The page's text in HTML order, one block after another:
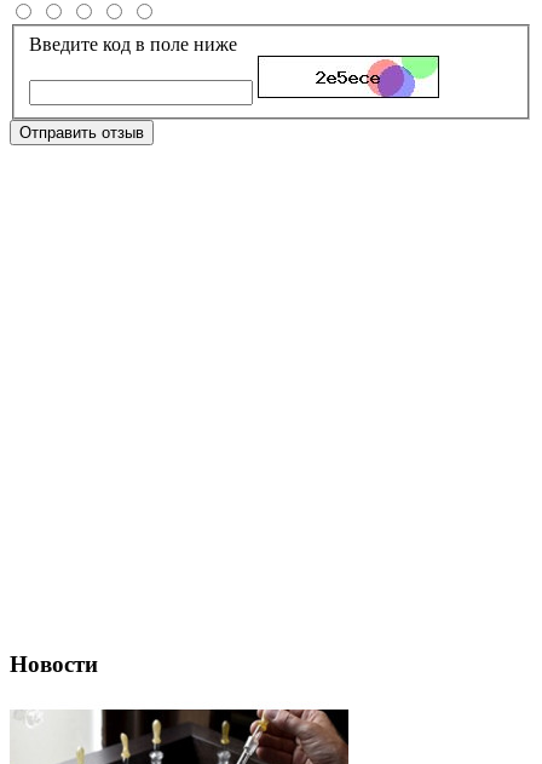
Введите код в поле ниже
Отправить отзыв
Новости